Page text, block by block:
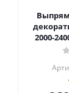
2000-